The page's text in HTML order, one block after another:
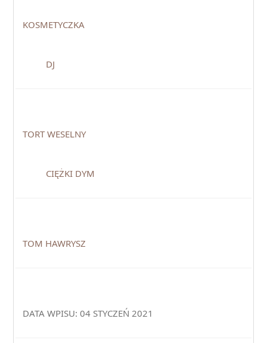
KOSMETYCZKA
DJ
TORT WESELNY
CIĘŻKI DYM
TOM HAWRYSZ
DATA WPISU: 04 STYCZEŃ 2021